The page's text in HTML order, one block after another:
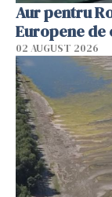
Aur pentru
Europene de
02 AUGUST 2026